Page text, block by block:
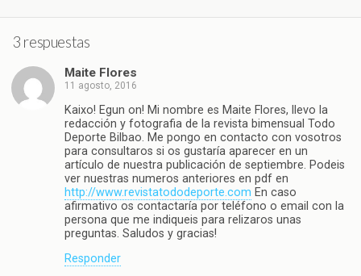
3 respuestas
Maite Flores
11 agosto, 2016
Kaixo! Egun on! Mi nombre es Maite Flores, llevo la
redacción y fotografia de la revista bimensual Todo
Deporte Bilbao. Me pongo en contacto con vosotros
para consultaros si os gustaría aparecer en un
artículo de nuestra publicación de septiembre. Podeis
ver nuestras numeros anteriores en pdf en
http://www.revistatododeporte.com En caso
afirmativo os contactaría por teléfono o email con la
persona que me indiqueis para relizaros unas
preguntas. Saludos y gracias!
Responder